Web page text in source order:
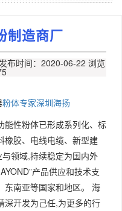
制造商厂
布时间：2020-06-22 浏览
粉体专家深圳海扬
能性粉体已形成系列化、标
橡胶、电线电缆、新型建
领域,持续稳定为国内外
产品供应和技术支
东南亚等国家和地区。 海
深开发为己任,为更多的行